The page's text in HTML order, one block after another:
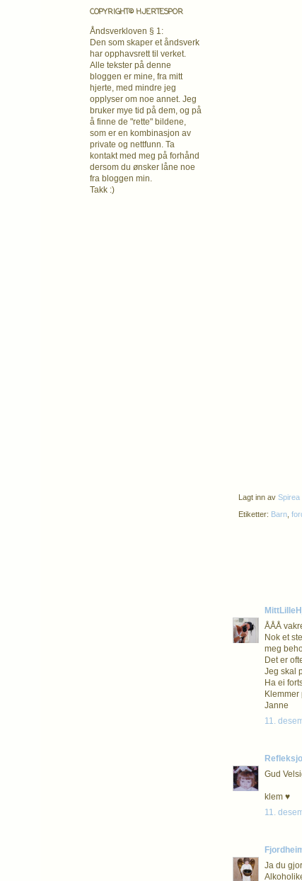
Lagt inn av Spirea
Etiketter: Barn
ÅÅÅ
Nok et
meg
Det er
Jeg skal
Ha ei
Janne
11.
Gud
klem ♥
11.
Ja du
COPYRIGHT© HJERTESPOR
Åndsverkloven § 1:
Den som skaper et åndsverk
har opphavsretttil verket.
Alle tekster på denne
bloggen er mine, fra mitt
hjerte, med mindre jeg
opplyser om noe annet. Jeg
bruker mye tid på dem, og på
å finne de "rette" bildene,
som er en kombinasjon av
private og nettfunn. Ta
kontakt med meg på forhånd
dersom du ønsker låne noe
fra bloggen min.
Takk :)